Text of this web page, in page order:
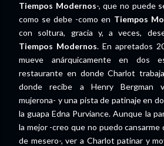
Tiempos Modernos-, que no puede
como se debe -como en Tiempos
con soltura, gracia y, a veces,
Tiempos Modernos. En apretados
mueve anárquicamente en dos
restaurante en donde Charlot
donde recibe a Henry Bergman
mujerona- y una pista de patinaje en
la guapa Edna Purviance. Aunque la
la mejor -creo que no puedo cansarme
de mesero-, ver a Charlot patinar y